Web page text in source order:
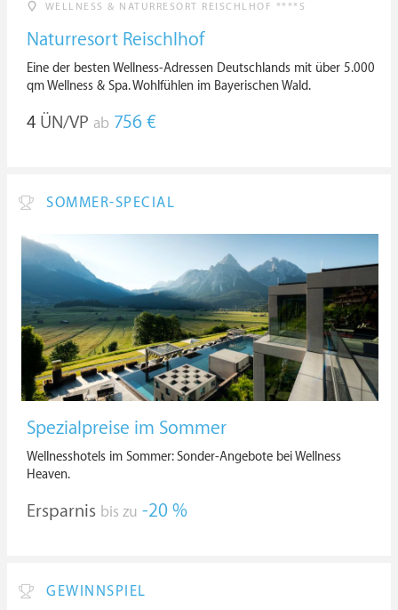
WELLNESS & NATURRESORT REISCHLHOF ****S
Naturresort Reischlhof
Eine der besten Wellness-Adressen Deutschlands mit über 5.000
qm Wellness & Spa. Wohlfühlen im Bayerischen Wald.
4 ÜN/VP ab 756 €
SOMMER-SPECIAL
Spezialpreise im Sommer
Wellnesshotels im Sommer: Sonder-Angebote bei Wellness
Heaven.
Ersparnis bis zu -20 %
GEWINNSPIEL